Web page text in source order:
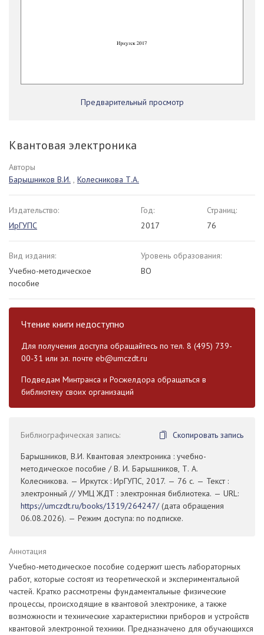
Предварительный просмотр
Квантовая электроника
Авторы
Барышников В.И. , Колесникова Т.А.
Издательство:
ИрГУПС
Год:
2017
Страниц:
76
Вид издания:
Учебно-методическое
пособие
Уровень образования:
ВО
Чтение книги недоступно
Для получения доступа обращайтесь по тел. 8 (495) 739-
00-31 или эл. почте eb@umczdt.ru
Подведам Минтранса и Росжелдора обращаться в
библиотеку своих организаций
Библиографическая запись:
Скопировать запись
Барышников, В.И. Квантовая электроника : учебно-
методическое пособие / В. И. Барышников, Т. А.
Колесникова. — Иркутск : ИрГУПС, 2017. — 76 с. — Текст :
электронный // УМЦ ЖДТ : электронная библиотека. — URL:
https://umczdt.ru/books/1319/264247/(дата обращения
06.08.2026). — Режим доступа: по подписке.
Аннотация
Учебно-методическое пособие содержит шесть лабораторных
работ, которые состоят из теоретической и экспериментальной
частей. Кратко рассмотрены фундаментальные физические
процессы, происходящие в квантовой электронике, а также
возможности и технические характеристики приборов и устройств
квантовой электронной техники. Предназначено для обучающихся